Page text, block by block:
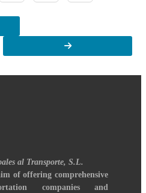
al Transporte, S.L.
of offering comprehensive
companies and